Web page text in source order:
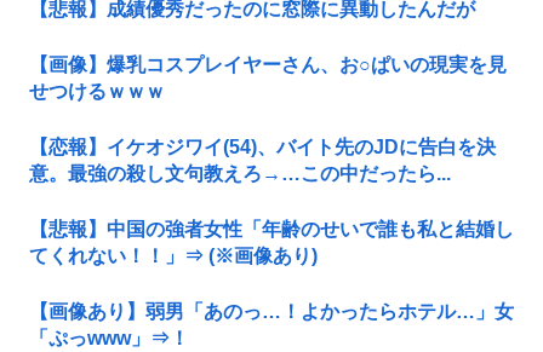
【悲報】成績優秀だったのに窓際に異動したんだが
【画像】爆乳コスプレイヤーさん、お○ぱいの現実を見
せつけるｗｗｗ
【恋報】イケオジワイ(54)、バイト先のJDに告白を決
意。最強の殺し文句教えろ→…この中だったら...
【悲報】中国の強者女性「年齢のせいで誰も私と結婚し
てくれない！！」⇒ (※画像あり)
【画像あり】弱男「あのっ…！よかったらホテル…」女
「ぷっwww」⇒！